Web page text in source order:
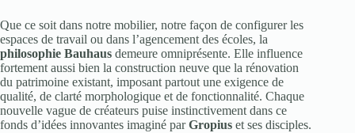
Que ce soit dans notre mobilier, notre façon de configurer les
espaces de travail ou dans l’agencement des écoles, la
philosophie Bauhaus demeure omniprésente. Elle influence
fortement aussi bien la construction neuve que la rénovation
du patrimoine existant, imposant partout une exigence de
qualité, de clarté morphologique et de fonctionnalité. Chaque
nouvelle vague de créateurs puise instinctivement dans ce
fonds d’idées innovantes imaginé parGropius et ses disciples.